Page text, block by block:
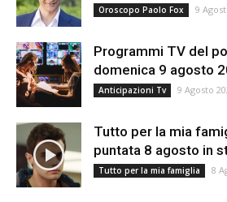
Oroscopo Paolo Fox 9
Programmi TV del
domenica 9 agosto
Anticipazioni Tv 9 Agosto
Tutto per la mia
puntata 8 agosto in
Tutto per la mia famiglia 8